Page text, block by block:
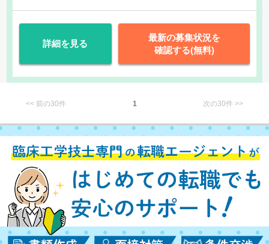
詳細を見る
最新の募集状況を
確認する(無料)
<< 前の30件 1 次の30件 >>